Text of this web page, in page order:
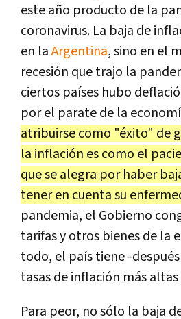
este año producto de la
coronavirus. La baja de
en laArgentina, sino en el
recesión que trajo la
ciertos países hubo
por el parate de la
atribuirse como "éxito" de
la inflación es como el
que se alegra por haber
tener en cuenta su
pandemia, el Gobierno
tarifas y otros bienes de la
todo, el país tiene -
tasas de inflación más
Para peor, no sólo la baja